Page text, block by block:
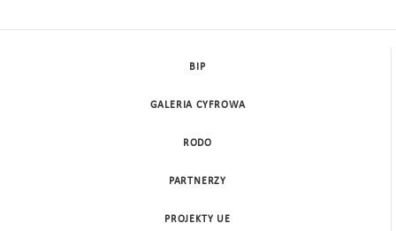
BIP
GALERIA CYFROWA
RODO
PARTNERZY
PROJEKTY UE